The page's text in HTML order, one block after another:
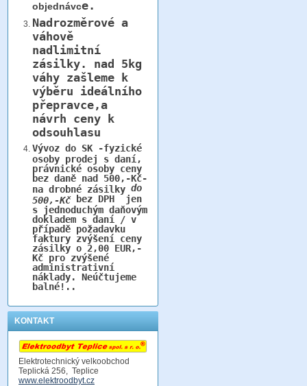
objednávce.
Nadrozměrové a
váhově
nadlimitní
zásilky. nad 5kg
váhy zašleme k
výběru ideálního
přepravce,a
návrh ceny k
odsouhlasu
Vývoz do SK -fyzické
osoby prodej s daní,
právnické osoby ceny
bez daně nad 500,-Kč-
na drobné zásilky do
500,-Kčbez DPH jen
s jednoduchým daňovým
dokladem s daní / v
případě požadavku
faktury zvýšení ceny
zásilky o 2,00 EUR,-
Kč pro zvýšené
administrativní
náklady. Neúčtujeme
balné!..
KONTAKT
Elektrotechnický velkoobchod
Teplická 256, Teplice
www.elektroodbyt.cz